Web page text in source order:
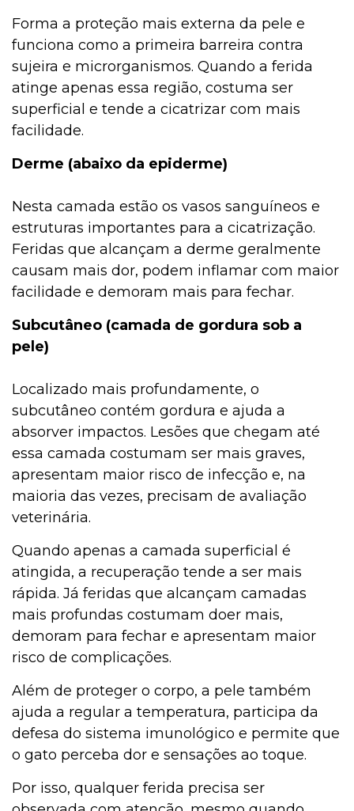
Forma a proteção mais externa da pele e
funciona como a primeira barreira contra
sujeira e microrganismos. Quando a ferida
atinge apenas essa região, costuma ser
superficial e tende a cicatrizar com mais
facilidade.
Derme (abaixo da epiderme)
Nesta camada estão os vasos sanguíneos e
estruturas importantes para a cicatrização.
Feridas que alcançam a derme geralmente
causam mais dor, podem inflamar com maior
facilidade e demoram mais para fechar.
Subcutâneo (camada de gordura sob a
pele)
Localizado mais profundamente, o
subcutâneo contém gordura e ajuda a
absorver impactos. Lesões que chegam até
essa camada costumam ser mais graves,
apresentam maior risco de infecção e, na
maioria das vezes, precisam de avaliação
veterinária.
Quando apenas a camada superficial é
atingida, a recuperação tende a ser mais
rápida. Já feridas que alcançam camadas
mais profundas costumam doer mais,
demoram para fechar e apresentam maior
risco de complicações.
Além de proteger o corpo, a pele também
ajuda a regular a temperatura, participa da
defesa do sistema imunológico e permite que
o gato perceba dor e sensações ao toque.
Por isso, qualquer ferida precisa ser